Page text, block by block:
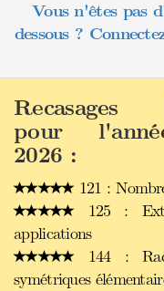
Vous n'êtes pas
dessous ?
Recasages
pour
2026 :
121 :
125 :
applications
144 :
symétriques